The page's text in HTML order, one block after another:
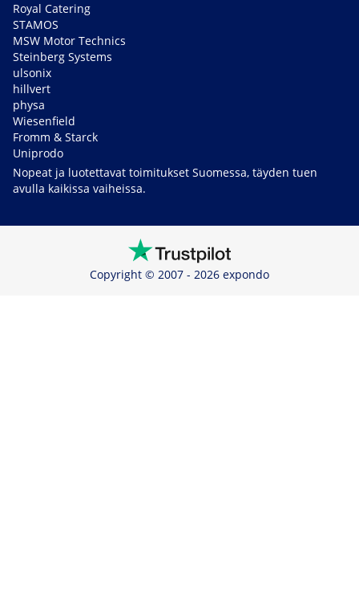
Royal Catering
STAMOS
MSW Motor Technics
Steinberg Systems
ulsonix
hillvert
physa
Wiesenfield
Fromm & Starck
Uniprodo
Nopeat ja luotettavat toimitukset Suomessa, täyden tuen
avulla kaikissa vaiheissa.
Copyright © 2007 - 2026 expondo